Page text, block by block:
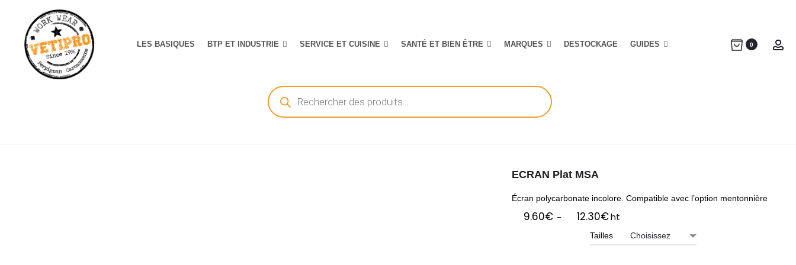
LES BASIQUES BTP ET INDUSTRIE SERVICE ET CUISINE SANTÉ ET BIEN ÊTRE MARQUES DESTOCKAGE GUIDES 0
Recherche
de
produits
ECRAN Plat MSA
Écran polycarbonate incolore. Compatible avec l’option mentonnière
9.60€ – 12.30€Plage
prix :
ht
Tailles